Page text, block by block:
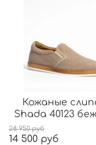
Кожаные
Shada 40123
28 950 руб
14 500 руб